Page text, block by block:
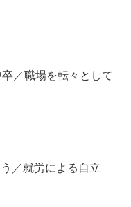
／職場を転々として
／就労による自立